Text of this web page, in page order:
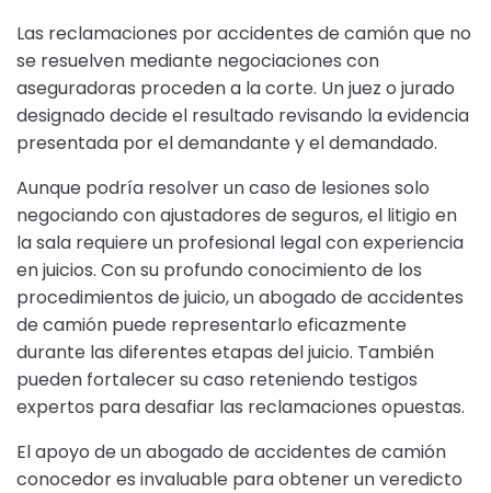
Las reclamaciones por accidentes de camión que no
se resuelven mediante negociaciones con
aseguradoras proceden a la corte. Un juez o jurado
designado decide el resultado revisando la evidencia
presentada por el demandante y el demandado.
Aunque podría resolver un caso de lesiones solo
negociando con ajustadores de seguros, el litigio en
la sala requiere un profesional legal con experiencia
en juicios. Con su profundo conocimiento de los
procedimientos de juicio, un abogado de accidentes
de camión puede representarlo eficazmente
durante las diferentes etapas del juicio. También
pueden fortalecer su caso reteniendo testigos
expertos para desafiar las reclamaciones opuestas.
El apoyo de un abogado de accidentes de camión
conocedor es invaluable para obtener un veredicto